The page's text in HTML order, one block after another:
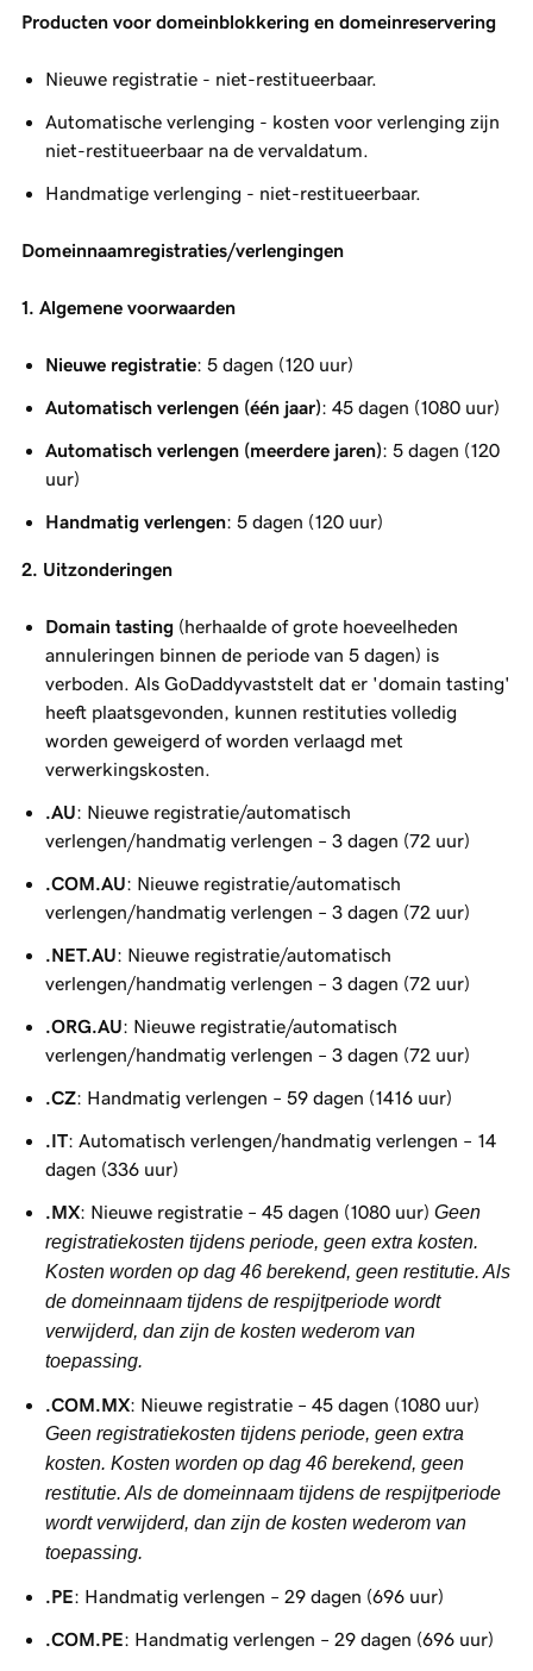
Producten voor domeinblokkering en domeinreservering
Nieuwe registratie - niet-restitueerbaar.
Automatische verlenging - kosten voor verlenging zijn
niet-restitueerbaar na de vervaldatum.
Handmatige verlenging - niet-restitueerbaar.
Domeinnaamregistraties/verlengingen
1. Algemene voorwaarden
Nieuwe registratie: 5 dagen (120 uur)
Automatisch verlengen (één jaar): 45 dagen (1080 uur)
Automatisch verlengen (meerdere jaren): 5 dagen (120
uur)
Handmatig verlengen: 5 dagen (120 uur)
2. Uitzonderingen
Domain tasting(herhaalde of grote hoeveelheden
annuleringen binnen de periode van 5 dagen) is
verboden. Als GoDaddyvaststelt dat er 'domain tasting'
heeft plaatsgevonden, kunnen restituties volledig
worden geweigerd of worden verlaagd met
verwerkingskosten.
.AU: Nieuwe registratie/automatisch
verlengen/handmatig verlengen – 3 dagen (72 uur)
.COM.AU: Nieuwe registratie/automatisch
verlengen/handmatig verlengen – 3 dagen (72 uur)
.NET.AU: Nieuwe registratie/automatisch
verlengen/handmatig verlengen – 3 dagen (72 uur)
.ORG.AU: Nieuwe registratie/automatisch
verlengen/handmatig verlengen – 3 dagen (72 uur)
.CZ: Handmatig verlengen – 59 dagen (1416 uur)
.IT: Automatisch verlengen/handmatig verlengen – 14
dagen (336 uur)
.MX: Nieuwe registratie – 45 dagen (1080 uur) Geen
registratiekosten tijdens periode, geen extra kosten.
Kosten worden op dag 46 berekend, geen restitutie. Als
de domeinnaam tijdens de respijtperiode wordt
verwijderd, dan zijn de kosten wederom van
toepassing.
.COM.MX: Nieuwe registratie – 45 dagen (1080 uur)
Geen registratiekosten tijdens periode, geen extra
kosten. Kosten worden op dag 46 berekend, geen
restitutie. Als de domeinnaam tijdens de respijtperiode
wordt verwijderd, dan zijn de kosten wederom van
toepassing.
.PE: Handmatig verlengen – 29 dagen (696 uur)
.COM.PE: Handmatig verlengen – 29 dagen (696 uur)